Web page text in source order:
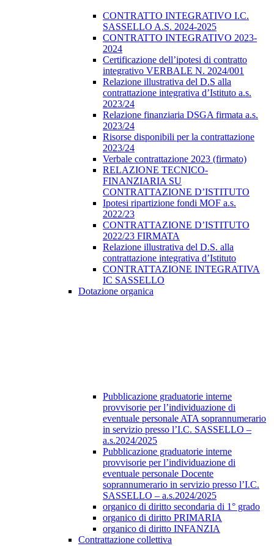
CONTRATTO INTEGRATIVO I.C.
SASSELLO A.S. 2024-2025
CONTRATTO INTEGRATIVO 2023-
2024
Certificazione dell’ipotesi di contratto
integrativo VERBALE N. 2024/001
Relazione illustrativa del D.S alla
contrattazione integrativa d’Istituto a.s.
2023/24
Relazione finanziaria DSGA firmata a.s.
2023/24
Risorse disponibili per la contrattazione
2023/24
Verbale contrattazione 2023 (firmato)
RELAZIONE TECNICO-
FINANZIARIA SU
CONTRATTAZIONE D’ISTITUTO
Ipotesi ripartizione fondi MOF a.s.
2022/23
CONTRATTAZIONE D’ISTITUTO
2022/23 FIRMATA
Relazione illustrativa del D.S. alla
contrattazione integrativa d’Istituto
CONTRATTAZIONE INTEGRATIVA
IC SASSELLO
Dotazione organica
Pubblicazione graduatorie interne
provvisorie per l’individuazione di
eventuale personale ATA soprannumerario
in servizio presso l’I.C. SASSELLO –
a.s.2024/2025
Pubblicazione graduatorie interne
provvisorie per l’individuazione di
eventuale personale Docente
soprannumerario in servizio presso l’I.C.
SASSELLO – a.s.2024/2025
organico di diritto secondaria di 1° grado
organico di diritto PRIMARIA
organico di diritto INFANZIA
Contrattazione collettiva